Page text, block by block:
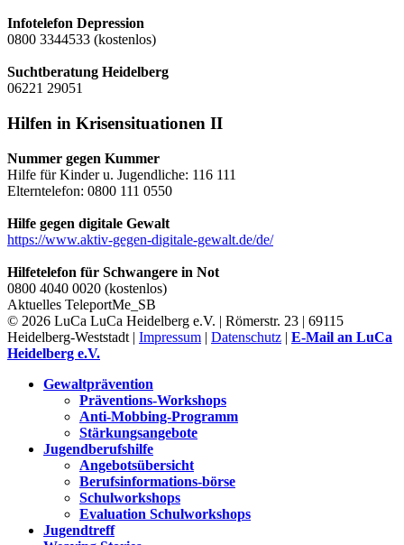
Infotelefon Depression
0800 3344533 (kostenlos)
Suchtberatung Heidelberg
06221 29051
Hilfen in Krisensituationen II
Nummer gegen Kummer
Hilfe für Kinder u. Jugendliche: 116 111
Elterntelefon: 0800 111 0550
Hilfe gegen digitale Gewalt
https://www.aktiv-gegen-digitale-gewalt.de/de/
Hilfetelefon für Schwangere in Not
0800 4040 0020 (kostenlos)
Aktuelles TeleportMe_SB
© 2026 LuCa LuCa Heidelberg e.V. | Römerstr. 23 | 69115
Heidelberg-Weststadt | Impressum | Datenschutz | E-Mail an LuCa
Heidelberg e.V.
Gewaltprävention
Präventions-Workshops
Anti-Mobbing-Programm
Stärkungsangebote
Jugendberufshilfe
Angebotsübersicht
Berufsinformations-börse
Schulworkshops
Evaluation Schulworkshops
Jugendtreff